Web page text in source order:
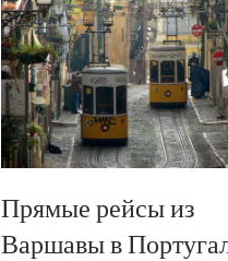
Прямые рейсы из
Варшавы в